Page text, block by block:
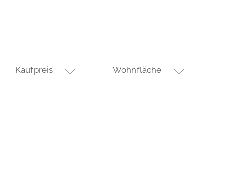
Kaufpreis Wohnfläche